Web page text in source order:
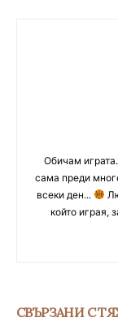
Обичам
сама преди
всеки ден...
който играя,
СВЪРЗАНИ С